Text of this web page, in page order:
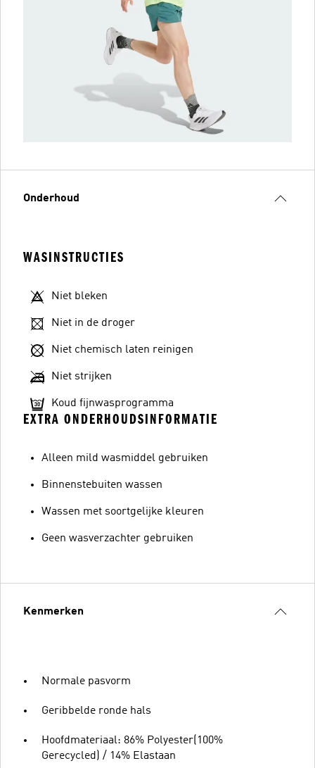
Onderhoud
WASINSTRUCTIES
Niet bleken
Niet in de droger
Niet chemisch laten reinigen
Niet strijken
Koud fijnwasprogramma
EXTRA ONDERHOUDSINFORMATIE
Alleen mild wasmiddel gebruiken
Binnenstebuiten wassen
Wassen met soortgelijke kleuren
Geen wasverzachter gebruiken
Kenmerken
Normale pasvorm
Geribbelde ronde hals
Hoofdmateriaal: 86% Polyester(100%
Gerecycled) / 14% Elastaan